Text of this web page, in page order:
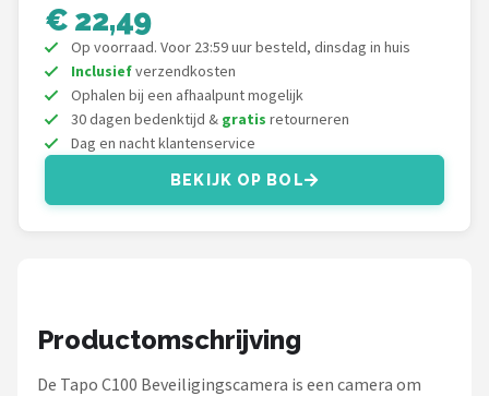
Alle merken →
€ 22,49
Op voorraad. Voor 23:59 uur besteld, dinsdag in huis
Inclusiefverzendkosten
Ophalen bij een afhaalpunt mogelijk
30 dagen bedenktijd & gratis retourneren
Dag en nacht klantenservice
BEKIJK OP BOL
Productomschrijving
De Tapo C100 Beveiligingscamera is een camera om